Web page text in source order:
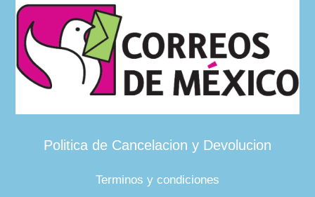
Politica de Cancelacion y Devolucion
Terminos y condiciones